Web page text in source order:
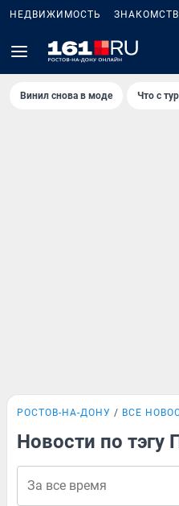
НЕДВИЖИМОСТЬ
Винил снова в моде Что с
РОСТОВ-НА-ДОНУ ВСЕ
Новости по тэгу